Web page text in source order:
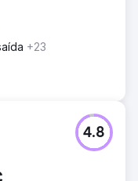
+23
4.8